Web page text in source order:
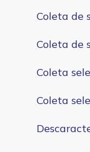
Coleta de
Coleta de
Coleta
Coleta